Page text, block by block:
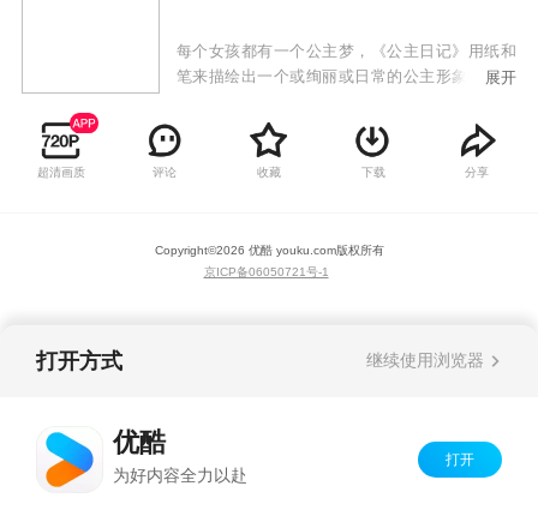
每个女孩都有一个公主梦，《公主日记》用纸和
笔来描绘出一个或绚丽或日常的公主形象，每一
理解和接受。
展开
超清画质 评论 收藏 下载 分享
Copyright©2026 优酷 youku.com版权所有
京ICP备06050721号-1
打开方式 继续使用浏览器
优酷
为好内容全力以赴
打开